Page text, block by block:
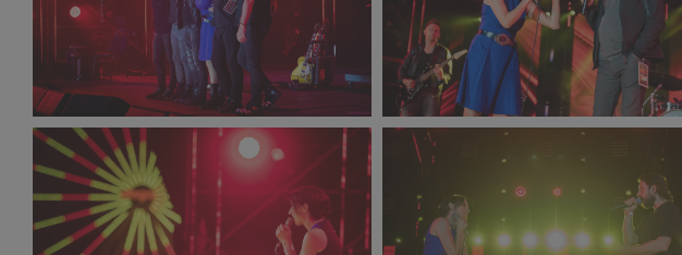
PR2021_DamianMekal_2309_small_1500x1000.jpg
342 KB
PR2021_Dominik_Malik-
6088_small_1502x1000.jpg
428 KB